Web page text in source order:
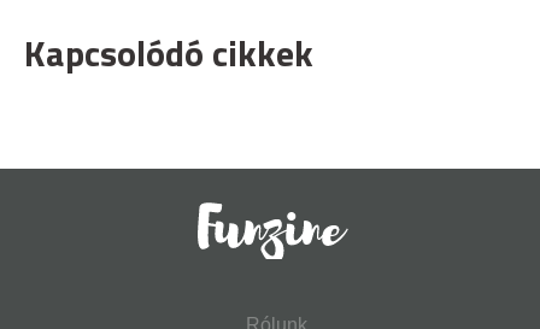
Kapcsolódó cikkek
Rólunk